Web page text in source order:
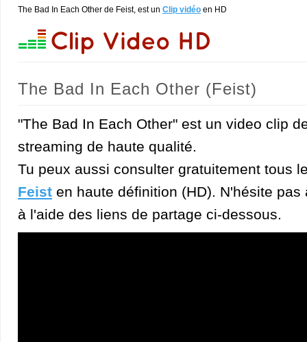
The Bad In Each Other de Feist, est un Clip vidéo en HD
The Bad In Each Other (Feist)
"The Bad In Each Other" est un video clip
streaming de haute qualité.
Tu peux aussi consulter gratuitement tous
Feist en haute définition (HD). N'hésite
à l'aide des liens de partage ci-dessous.